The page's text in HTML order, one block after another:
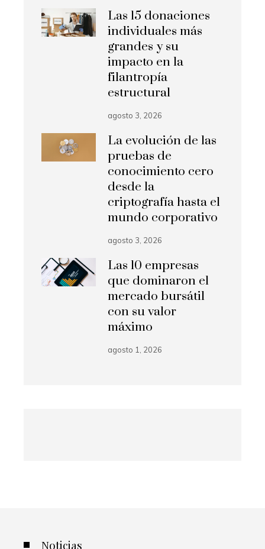
Las 15 donaciones
individuales más
grandes y su
impacto en la
filantropía
estructural
agosto 3, 2026
La evolución de las
pruebas de
conocimiento cero
desde la
criptografía hasta el
mundo corporativo
agosto 3, 2026
Las 10 empresas
que dominaron el
mercado bursátil
con su valor
máximo
agosto 1, 2026
Noticias